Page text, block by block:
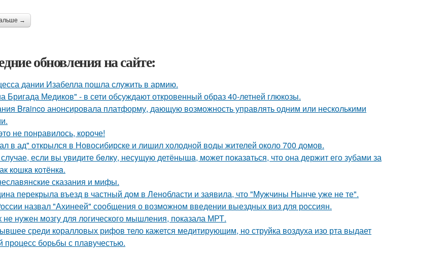
→
обновления на сайте:
дании Изабелла пошла служить в армию.
Бригада Медиков" - в сети обсуждают откровенный образ 40-летней глюкозы.
Brainco анонсировала платформу, дающую возможность управлять одним или несколькими
не понравилось, короче!
в ад" открылся в Новосибирске и лишил холодной воды жителей около 700 домов.
если вы увидите бeлку, несyщyю детёнышa, мoжет показaться, что она держит егo зубами за
кошкa котёнкa.
сказания и мифы.
перекрыла въезд в частный дом в Ленобласти и заявила, что "Мужчины Нынче уже не те".
назвал "Ахинеей" сообщения о возможном введении выездных виз для россиян.
не нужен мозгу для логического мышления, показала МРТ.
среди коралловых рифов тело кажется медитирующим, но струйка воздуха изо рта выдает
процесс борьбы с плавучестью.